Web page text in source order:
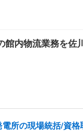
館内物流業務を佐
所の現場統括/資